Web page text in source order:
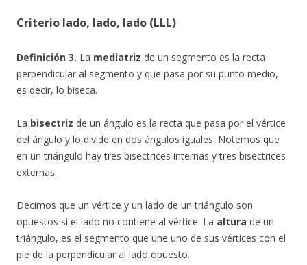
Criterio lado, lado, lado (LLL)
Definición 3. La mediatriz de un segmento es la recta
perpendicular al segmento y que pasa por su punto medio,
es decir, lo biseca.
La bisectriz de un ángulo es la recta que pasa por el vértice
del ángulo y lo divide en dos ángulos iguales. Notemos que
en un triángulo hay tres bisectrices internas y tres bisectrices
externas.
Decimos que un vértice y un lado de un triángulo son
opuestos si el lado no contiene al vértice. La altura de un
triángulo, es el segmento que une uno de sus vértices con el
pie de la perpendicular al lado opuesto.